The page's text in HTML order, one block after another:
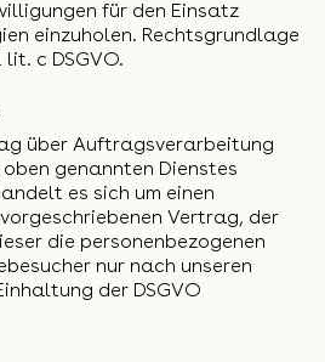
für den Einsatz
einzuholen. Rechtsgrundlage
c DSGVO.
über Auftragsverarbeitung
genannten Dienstes
es sich um einen
Vertrag, der
die personenbezogenen
nur nach unseren
der DSGVO